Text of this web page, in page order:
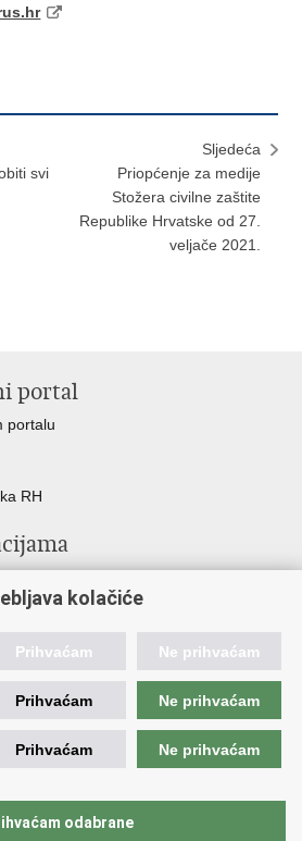
svi
Sljedeća
Priopćenje za medije
Stožera civilne zaštite
Republike Hrvatske od 27.
veljače 2021.
portal
portalu
RH
kolačiće
Prihvaćam Ne prihvaćam
Prihvaćam Ne prihvaćam
Prihvaćam Ne prihvaćam
odabrane